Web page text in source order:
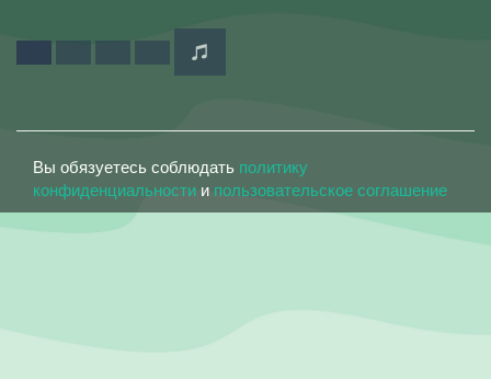
Вы обязуетесь соблюдать политику
конфиденциальности и пользовательское соглашение